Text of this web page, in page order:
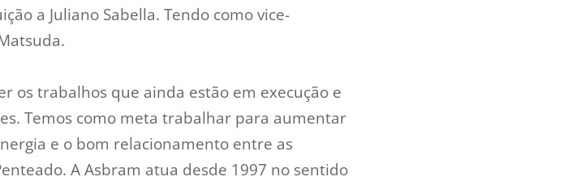
a Juliano Sabella. Tendo como vice-
os trabalhos que ainda estão em execução e
Temos como meta trabalhar para aumentar
e o bom relacionamento entre as
A Asbram atua desde 1997 no sentido